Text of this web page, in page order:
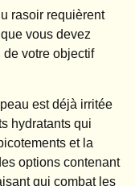
rasoir requièrent
vous devez
de votre objectif
est déjà irritée
hydratants qui
et la
options contenant
qui combat les